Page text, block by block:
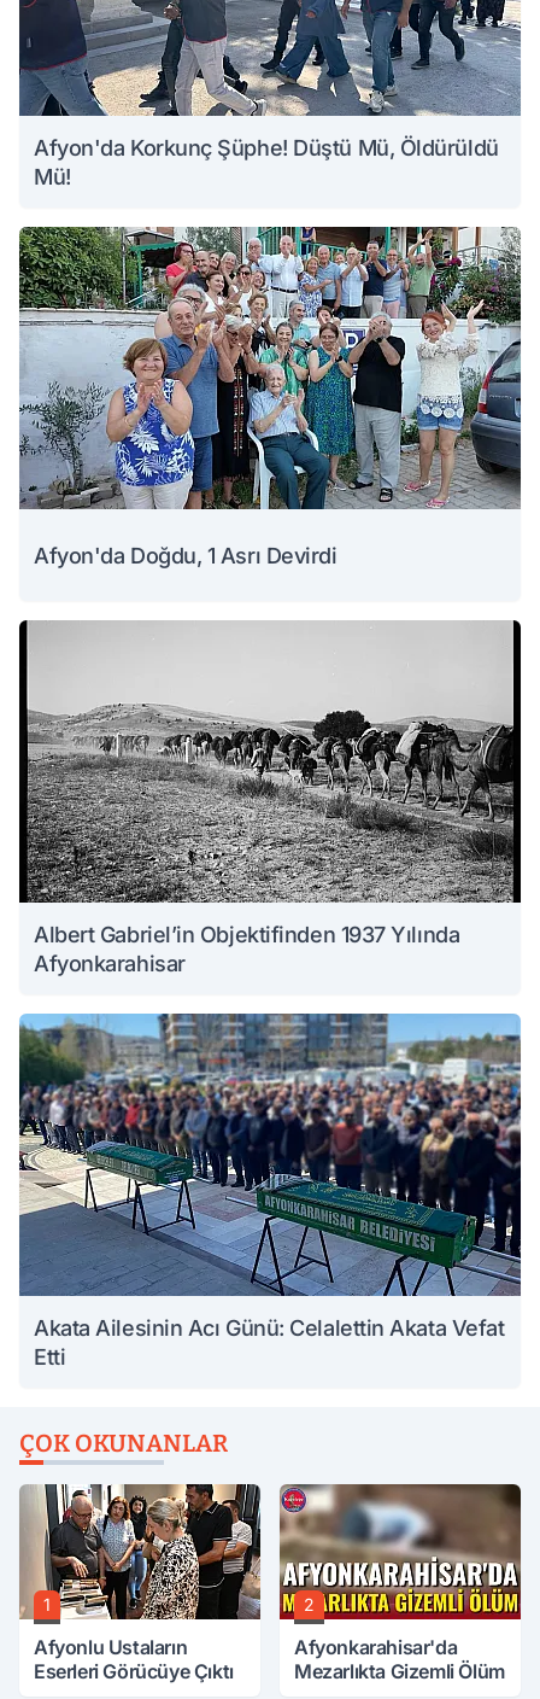
Afyon'da Korkunç Şüphe! Düştü Mü, Öldürüldü
Mü!
Afyon'da Doğdu, 1 Asrı Devirdi
Albert Gabriel’in Objektifinden 1937 Yılında
Afyonkarahisar
Akata Ailesinin Acı Günü: Celalettin Akata Vefat
Etti
ÇOK OKUNANLAR
1
Afyonlu Ustaların
Eserleri Görücüye Çıktı
2
Afyonkarahisar'da
Mezarlıkta Gizemli Ölüm